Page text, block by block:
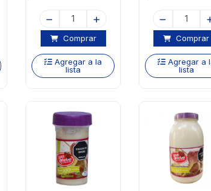
Comprar
Agregar a la
lista
Comprar
Agregar a
lista